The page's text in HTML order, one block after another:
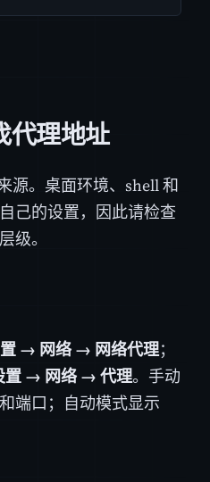
代理地址
源。桌面环境、shell 和
己的设置，因此请检查
级。
→ 网络 → 网络代理；
置 → 网络 → 代理。手动
端口；自动模式显示